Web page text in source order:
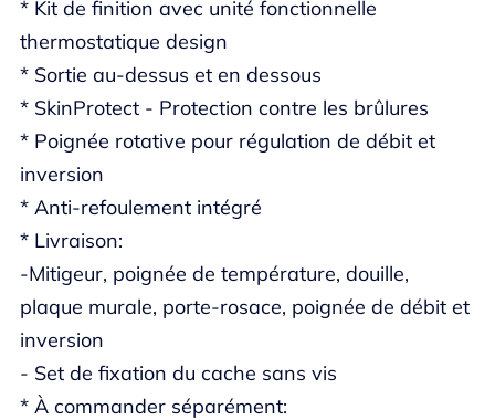
* Kit de finition avec unité fonctionnelle
thermostatique design
* Sortie au-dessus et en dessous
* SkinProtect - Protection contre les brûlures
* Poignée rotative pour régulation de débit et
inversion
* Anti-refoulement intégré
* Livraison:
-Mitigeur, poignée de température, douille,
plaque murale, porte-rosace, poignée de débit et
inversion
- Set de fixation du cache sans vis
* À commander séparément: